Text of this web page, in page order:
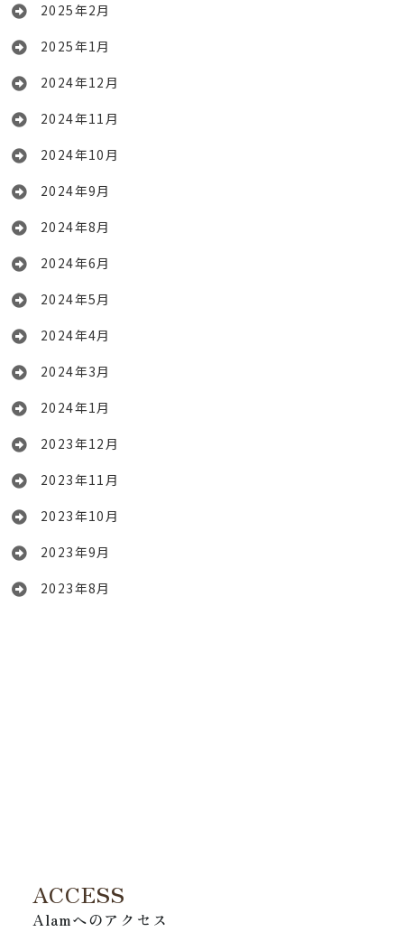
2025年2月
2025年1月
2024年12月
2024年11月
2024年10月
2024年9月
2024年8月
2024年6月
2024年5月
2024年4月
2024年3月
2024年1月
2023年12月
2023年11月
2023年10月
2023年9月
2023年8月
ACCESS
Alamへのアクセス